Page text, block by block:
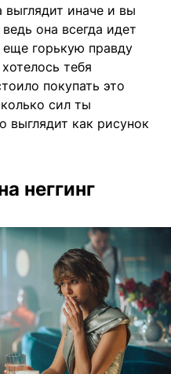
выглядит иначе и вы
она всегда идет
горькую правду
тебя
покупать это
сил ты
выглядит как рисунок
неггинг